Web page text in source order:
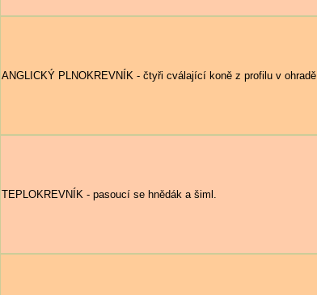
ANGLICKÝ PLNOKREVNÍK - čtyři cválající koně z profilu v ohradě.
TEPLOKREVNÍK - pasoucí se hnědák a šiml.